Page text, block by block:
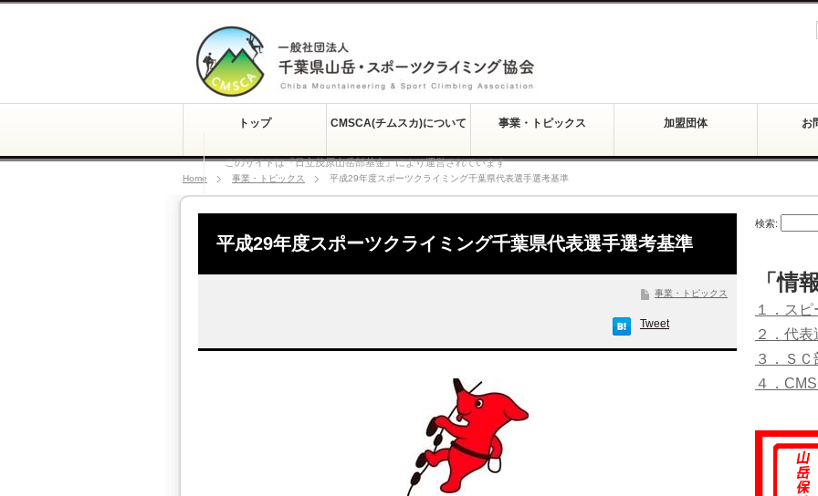
このサイトは『日立茂原山岳部基金』により運営されています
トップ CMSCA(チムスカ)について 事業・トピックス 加盟団体 お
Home 事業・トピックス 平成29年度スポーツクライミング千葉県代表選手選考基準
平成29年度スポーツクライミング千葉県代表選手選考基準
事業・トピックス
Tweet
検索:
「情
１．ス
２．代
３．Ｓ
４．